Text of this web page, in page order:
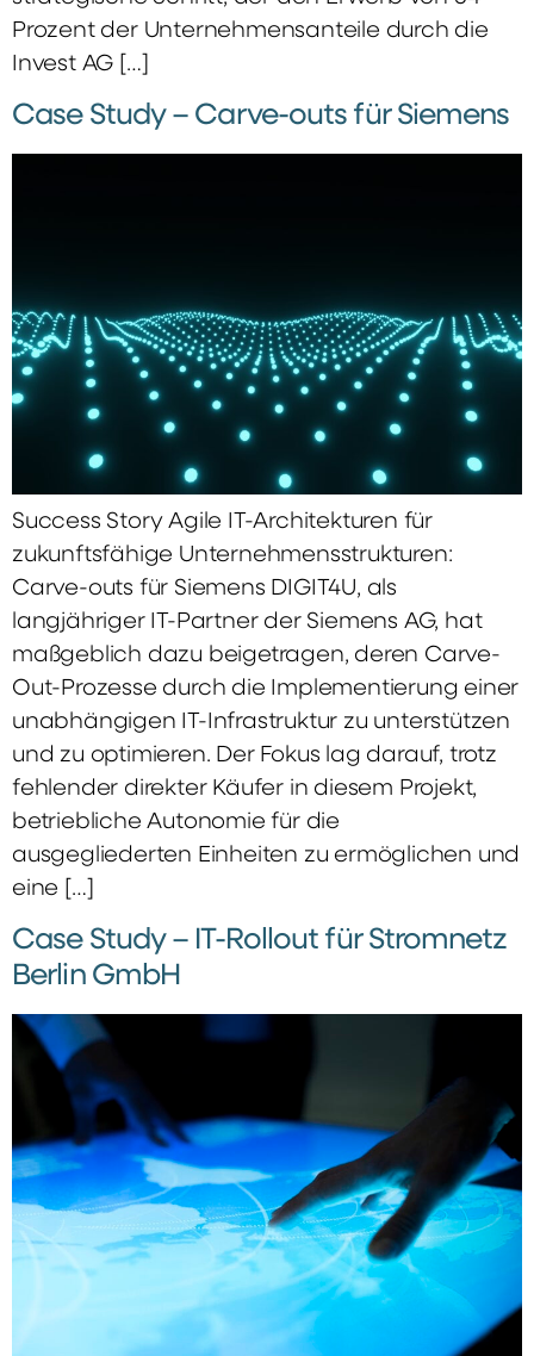
Prozent der Unternehmensanteile durch die
Invest AG […]
Case Study – Carve-outs für Siemens
Success Story Agile IT-Architekturen für
zukunftsfähige Unternehmensstrukturen:
Carve-outs für Siemens DIGIT4U, als
langjähriger IT-Partner der Siemens AG, hat
maßgeblich dazu beigetragen, deren Carve-
Out-Prozesse durch die Implementierung einer
unabhängigen IT-Infrastruktur zu unterstützen
und zu optimieren. Der Fokus lag darauf, trotz
fehlender direkter Käufer in diesem Projekt,
betriebliche Autonomie für die
ausgegliederten Einheiten zu ermöglichen und
eine […]
Case Study – IT-Rollout für Stromnetz
Berlin GmbH